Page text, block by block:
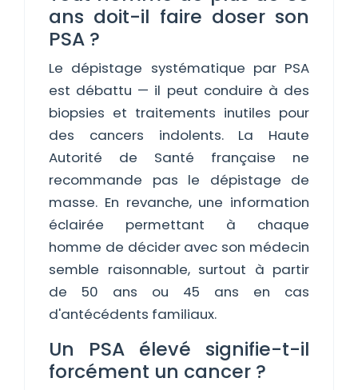
ans doit-il faire doser son
PSA ?
Le dépistage systématique par PSA
est débattu — il peut conduire à des
biopsies et traitements inutiles pour
des cancers indolents. La Haute
Autorité de Santé française ne
recommande pas le dépistage de
masse. En revanche, une information
éclairée permettant à chaque
homme de décider avec son médecin
semble raisonnable, surtout à partir
de 50 ans ou 45 ans en cas
d'antécédents familiaux.
Un PSA élevé signifie-t-il
forcément un cancer ?